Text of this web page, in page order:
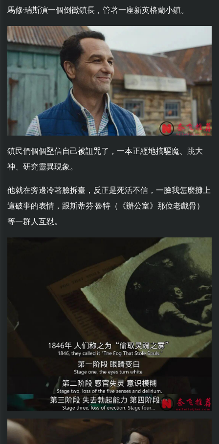
馬修·瑞斯演一個倒黴鎮長，管著一座新英格蘭小鎮。
鎮民們個個堅信自己被詛咒了，一本正經地搞驅魔、跳大
神、研究靈異現象。
他就在旁邊冷著臉拆臺，反正是死活不信，一臉我怎麼攤上
這破事的表情，跟斯蒂芬·魯特（《辦公室》那位老戲骨）
等一群人互懟。